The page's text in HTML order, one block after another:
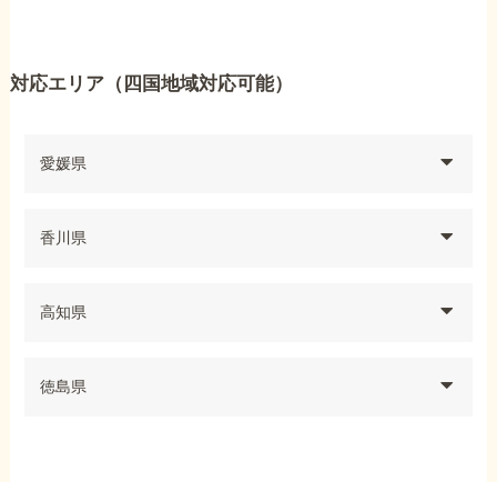
対応エリア（四国地域対応可能）
愛媛県
香川県
高知県
徳島県